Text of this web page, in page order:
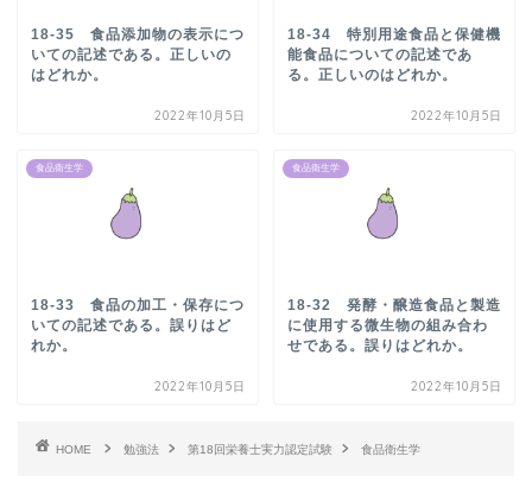
18-35 食品添加物の表示につ
いての記述である。正しいの
はどれか。
2022年10月5日
18-34 特別用途食品と保健機
能食品についての記述であ
る。正しいのはどれか。
2022年10月5日
食品衛生学
18-33 食品の加工・保存につ
いての記述である。誤りはど
れか。
2022年10月5日
食品衛生学
18-32 発酵・醸造食品と製造
に使用する微生物の組み合わ
せである。誤りはどれか。
2022年10月5日
HOME 勉強法 第18回栄養士実力認定試験 食品衛生学